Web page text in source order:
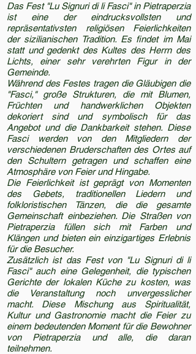
Das Fest "Lu Signuri di li Fasci" in Pietraperzia
ist eine der eindrucksvollsten und
repräsentativsten religiösen Feierlichkeiten
der sizilianischen Tradition. Es findet im Mai
statt und gedenkt des Kultes des Herrn des
Lichts, einer sehr verehrten Figur in der
Gemeinde.
Während des Festes tragen die Gläubigen die
"Fasci," große Strukturen, die mit Blumen,
Früchten und handwerklichen Objekten
dekoriert sind und symbolisch für das
Angebot und die Dankbarkeit stehen. Diese
Fasci werden von den Mitgliedern der
verschiedenen Bruderschaften des Ortes auf
den Schultern getragen und schaffen eine
Atmosphäre von Feier und Hingabe.
Die Feierlichkeit ist geprägt von Momenten
des Gebets, traditionellen Liedern und
folkloristischen Tänzen, die die gesamte
Gemeinschaft einbeziehen. Die Straßen von
Pietraperzia füllen sich mit Farben und
Klängen und bieten ein einzigartiges Erlebnis
für die Besucher.
Zusätzlich ist das Fest von "Lu Signuri di li
Fasci" auch eine Gelegenheit, die typischen
Gerichte der lokalen Küche zu kosten, was
die Veranstaltung noch unvergesslicher
macht. Diese Mischung aus Spiritualität,
Kultur und Gastronomie macht die Feier zu
einem bedeutenden Moment für die Bewohner
von Pietraperzia und alle, die daran
teilnehmen.